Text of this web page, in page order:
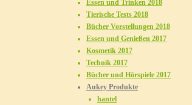
Essen und Trinken 2018
Tierische Tests 2018
Bücher Vorstellungen 2018
Essen und Genießen 2017
Kosmetik 2017
Technik 2017
Bücher und Hörspiele 2017
Aukey Produkte
hantel